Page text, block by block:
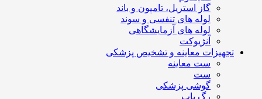
گاز استریل، تامپون و باند
لوله های تنفسی و سوند
لوله های آزمایشگاهی
آنژیوکت
تجهیزات معاینه و تشخیص پزشکی
ست معاینه
ست
گوشی پزشکی
رگ یاب